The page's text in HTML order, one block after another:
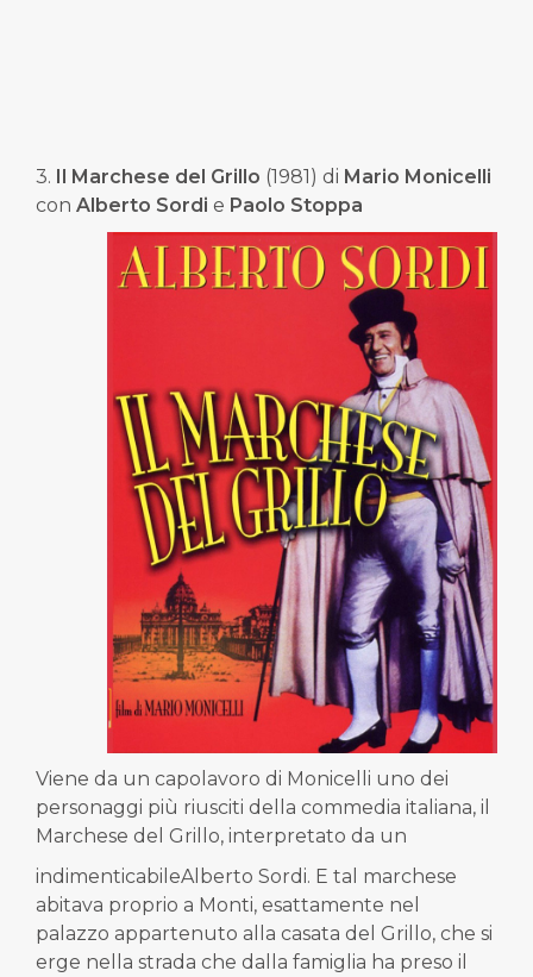
3. Il Marchese del Grillo (1981) di Mario Monicelli
con Alberto Sordi e Paolo Stoppa
Viene da un capolavoro di Monicelli uno dei
personaggi più riusciti della commedia italiana, il
Marchese del Grillo, interpretato da un
indimenticabileAlberto Sordi. E tal marchese
abitava proprio a Monti, esattamente nel
palazzo appartenuto alla casata del Grillo, che si
erge nella strada che dalla famiglia ha preso il